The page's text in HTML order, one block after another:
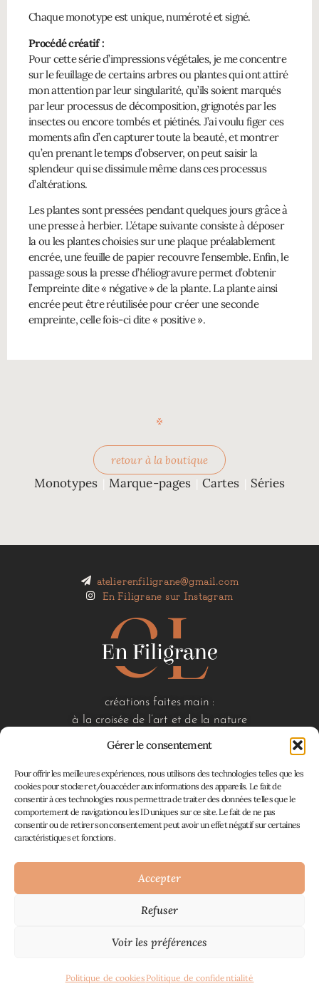
Gérer le consentement
Pour offrir les meilleures expériences, nous utilisons des technologies telles que les
cookies pour stocker et/ou accéder aux informations des appareils. Le fait de
consentir à ces technologies nous permettra de traiter des données telles que le
comportement de navigation ou les ID uniques sur ce site. Le fait de ne pas
consentir ou de retirer son consentement peut avoir un effet négatif sur certaines
caractéristiques et fonctions.
Accepter
Refuser
Voir les préférences
Politique de cookies Politique de confidentialité
Chaque monotype est unique, numéroté et signé.
Procédé créatif :
Pour cette série d’impressions végétales, je me concentre
sur le feuillage de certains arbres ou plantes qui ont attiré
mon attention par leur singularité, qu’ils soient marqués
par leur processus de décomposition, grignotés par les
insectes ou encore tombés et piétinés. J’ai voulu figer ces
moments afin d’en capturer toute la beauté, et montrer
qu’en prenant le temps d’observer, on peut saisir la
splendeur qui se dissimule même dans ces processus
d’altérations.
Les plantes sont pressées pendant quelques jours grâce à
une presse à herbier. L’étape suivante consiste à déposer
la ou les plantes choisies sur une plaque préalablement
encrée, une feuille de papier recouvre l’ensemble. Enfin, le
passage sous la presse d’héliogravure permet d’obtenir
l’empreinte dite « négative » de la plante. La plante ainsi
encrée peut être réutilisée pour créer une seconde
empreinte, celle fois-ci dite « positive ».
retour à la boutique
Monotypes Marque-pages Cartes Séries
atelierenfiligrane@gmail.com
En Filigrane sur Instagram
créations faites main :
à la croisée de l’art et de la nature
liens utiles
accueil
boutique
mon panier
Atelier En Filigrane © 2026
Mentions Légales | Plan du site
Politique de confidentialité
Politique de cookies